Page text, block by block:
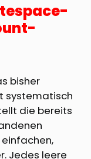
bisher
systematisch
die bereits
Jedes leere